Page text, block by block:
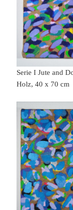
Serie I Jute and
Holz, 40 x 70 cm